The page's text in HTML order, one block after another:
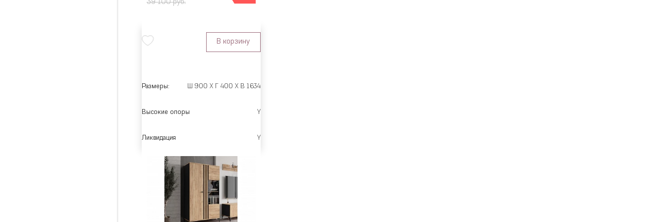
39 100 руб.
В корзину
Размеры: Ш 900 X Г 400 X В 1634
Высокие опоры Y
Ликвидация Y